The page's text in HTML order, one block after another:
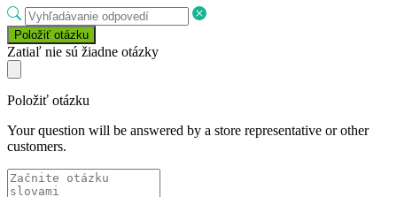
Položiť otázku
Zatiaľ nie sú žiadne otázky
Položiť otázku
Your question will be answered by a store representative or other
customers.